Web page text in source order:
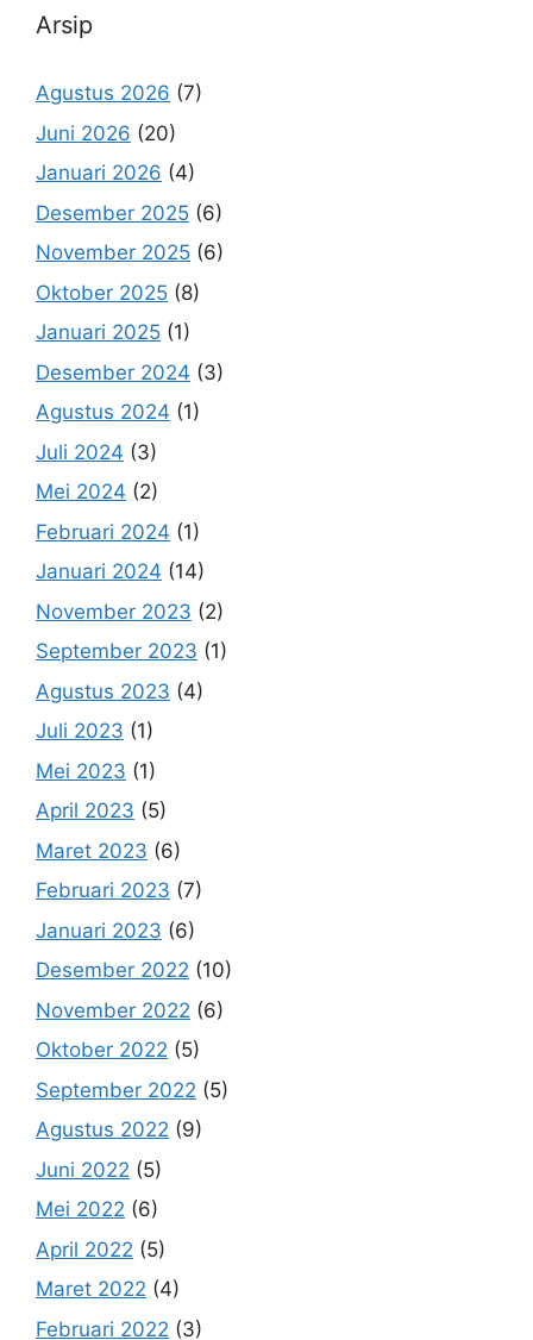
Arsip
Agustus 2026 (7)
Juni 2026 (20)
Januari 2026 (4)
Desember 2025 (6)
November 2025 (6)
Oktober 2025 (8)
Januari 2025 (1)
Desember 2024 (3)
Agustus 2024 (1)
Juli 2024 (3)
Mei 2024 (2)
Februari 2024 (1)
Januari 2024 (14)
November 2023 (2)
September 2023 (1)
Agustus 2023 (4)
Juli 2023 (1)
Mei 2023 (1)
April 2023 (5)
Maret 2023 (6)
Februari 2023 (7)
Januari 2023 (6)
Desember 2022 (10)
November 2022 (6)
Oktober 2022 (5)
September 2022 (5)
Agustus 2022 (9)
Juni 2022 (5)
Mei 2022 (6)
April 2022 (5)
Maret 2022 (4)
Februari 2022 (3)